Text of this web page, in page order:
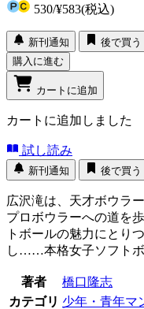
530/¥583(税込)
新刊通知
後で買う
購入に進む
カートに追加
カートに追加しました
試し読み
新刊通知 後で買う
広沢滝は、天才ボウラ
プロボウラーへの道を
トボールの魅力にとり
し……本格女子ソフトボ
著者
橋口隆志
カテゴリ 少年・青年マ